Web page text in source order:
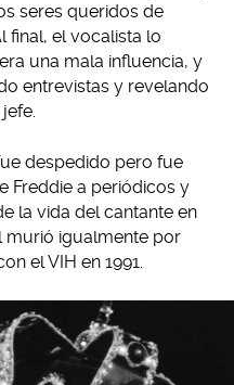
seres queridos de
final, el vocalista lo
una mala influencia, y
entrevistas y revelando
despedido pero fue
Freddie a periódicos y
la vida del cantante en
murió igualmente por
el VIH en 1991.